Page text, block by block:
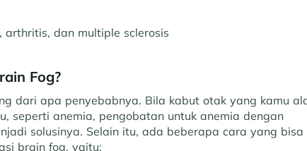
arthritis, dan multiple sclerosis
Fog?
dari apa penyebabnya. Bila kabut otak yang kamu
seperti anemia, pengobatan untuk anemia dengan
solusinya. Selain itu, ada beberapa cara yang bisa
brain fog, yaitu: